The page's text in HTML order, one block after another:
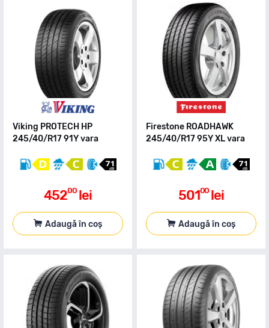
Viking PROTECH HP
245/40/R17 91Y vara
45200 lei
Adaugă în coș
Firestone ROADHAWK
245/40/R17 95Y XL vara
50100 lei
Adaugă în coș